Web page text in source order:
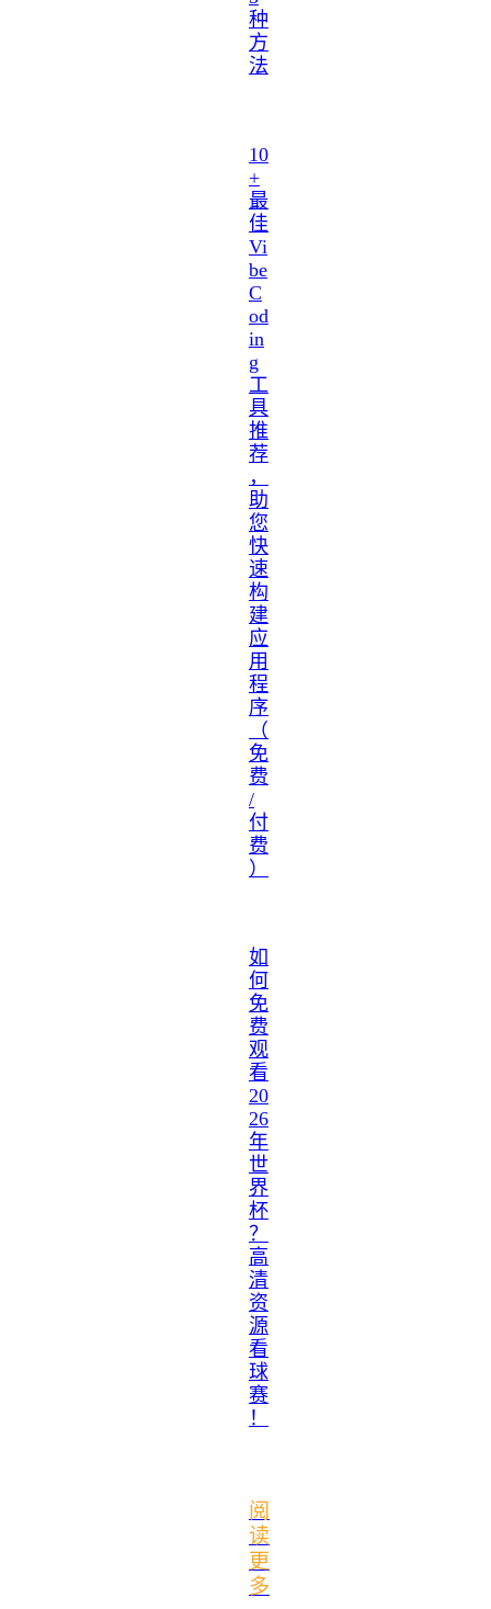
种
方
法
10
+
最
佳
Vi
be
C
od
in
g
工
具
推
荐
，
助
您
快
速
构
建
应
用
程
序
（
免
费
/
付
费
）
如
何
免
费
观
看
20
26
年
世
界
杯
？
高
清
资
源
看
球
赛
！
阅
读
更
多